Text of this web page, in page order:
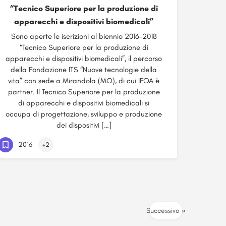
“Tecnico Superiore per la produzione di
apparecchi e dispositivi biomedicali”
Sono aperte le iscrizioni al biennio 2016-2018
“Tecnico Superiore per la produzione di
apparecchi e dispositivi biomedicali”, il percorso
della Fondazione ITS “Nuove tecnologie della
vita” con sede a Mirandola (MO), di cui IFOA è
partner. Il Tecnico Superiore per la produzione
di apparecchi e dispositivi biomedicali si
occupa di progettazione, sviluppo e produzione
dei dispositivi […]
2016 +2
Successivo »